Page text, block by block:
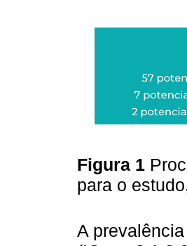
Figura 1
para o
A